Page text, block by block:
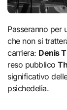
Passeranno per un live a Milano a maggio ed è pensabile
che non si
carriera: Denis
reso pubblico
significativo
psichedelia.